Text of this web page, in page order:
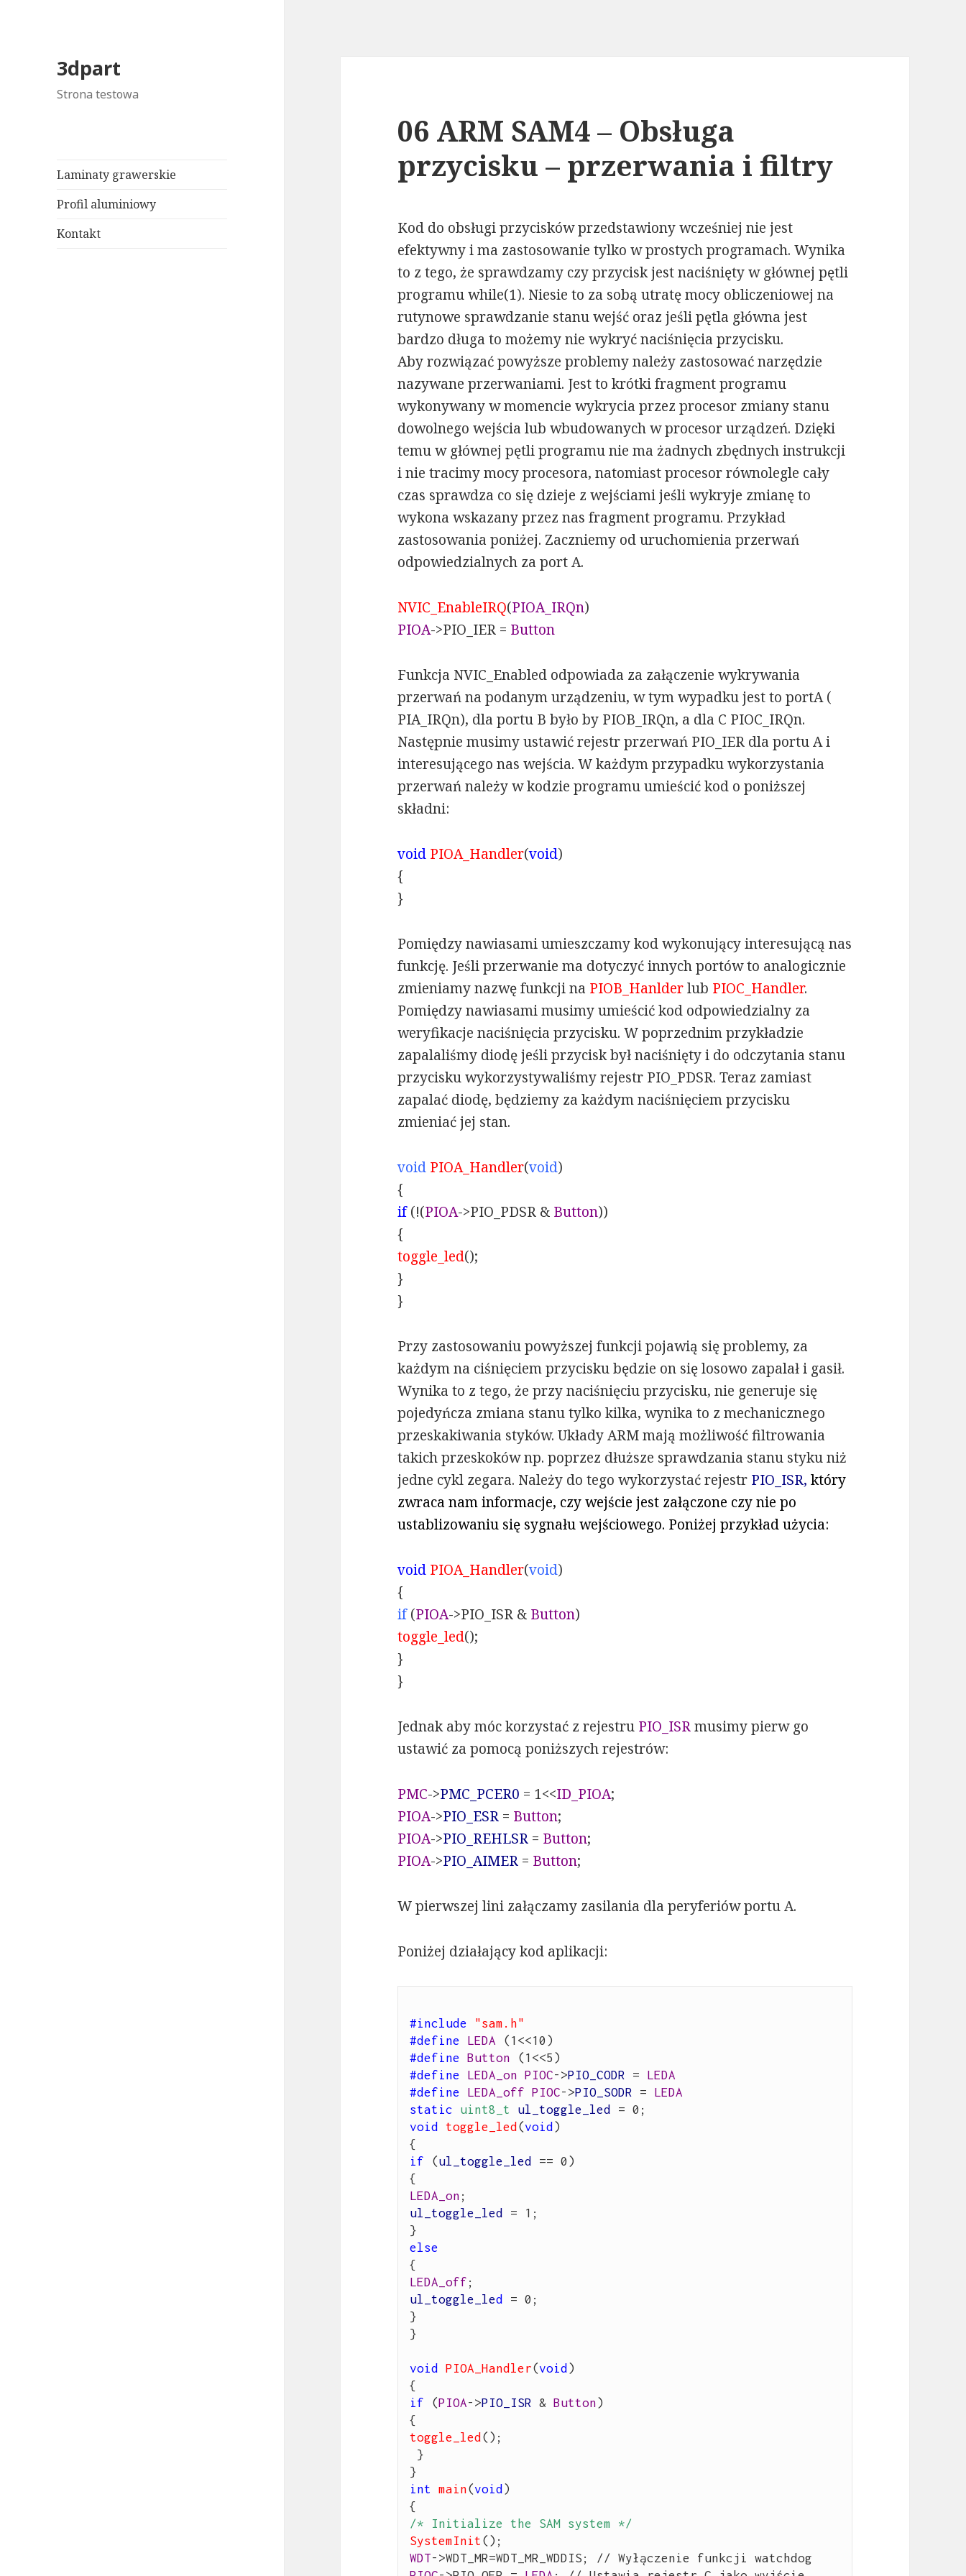
3dpart
Strona testowa
Laminaty grawerskie
Profil aluminiowy
Kontakt
06 ARM SAM4 – Obsługa
przycisku – przerwania i filtry
Kod do obsługi przycisków przedstawiony wcześniej nie jest
efektywny i ma zastosowanie tylko w prostych programach. Wynika
to z tego, że sprawdzamy czy przycisk jest naciśnięty w głównej pętli
programu while(1). Niesie to za sobą utratę mocy obliczeniowej na
rutynowe sprawdzanie stanu wejść oraz jeśli pętla główna jest
bardzo długa to możemy nie wykryć naciśnięcia przycisku.
Aby rozwiązać powyższe problemy należy zastosować narzędzie
nazywane przerwaniami. Jest to krótki fragment programu
wykonywany w momencie wykrycia przez procesor zmiany stanu
dowolnego wejścia lub wbudowanych w procesor urządzeń. Dzięki
temu w głównej pętli programu nie ma żadnych zbędnych instrukcji
i nie tracimy mocy procesora, natomiast procesor równolegle cały
czas sprawdza co się dzieje z wejściami jeśli wykryje zmianę to
wykona wskazany przez nas fragment programu. Przykład
zastosowania poniżej. Zaczniemy od uruchomienia przerwań
odpowiedzialnych za port A.
NVIC_EnableIRQ(PIOA_IRQn)
PIOA->PIO_IER = Button
Funkcja NVIC_Enabled odpowiada za załączenie wykrywania
przerwań na podanym urządzeniu, w tym wypadku jest to portA (
PIA_IRQn), dla portu B było by PIOB_IRQn, a dla C PIOC_IRQn.
Następnie musimy ustawić rejestr przerwań PIO_IER dla portu A i
interesującego nas wejścia. W każdym przypadku wykorzystania
przerwań należy w kodzie programu umieścić kod o poniższej
składni:
void PIOA_Handler(void)
{
}
Pomiędzy nawiasami umieszczamy kod wykonujący interesującą nas
funkcję. Jeśli przerwanie ma dotyczyć innych portów to analogicznie
zmieniamy nazwę funkcji na PIOB_Hanlderlub PIOC_Handler.
Pomiędzy nawiasami musimy umieścić kod odpowiedzialny za
weryfikacje naciśnięcia przycisku. W poprzednim przykładzie
zapalaliśmy diodę jeśli przycisk był naciśnięty i do odczytania stanu
przycisku wykorzystywaliśmy rejestr PIO_PDSR. Teraz zamiast
zapalać diodę, będziemy za każdym naciśnięciem przycisku
zmieniać jej stan.
void PIOA_Handler(void)
{
if(!(PIOA->PIO_PDSR & Button))
{
toggle_led();
}
}
Przy zastosowaniu powyższej funkcji pojawią się problemy, za
każdym na ciśnięciem przycisku będzie on się losowo zapalał i gasił.
Wynika to z tego, że przy naciśnięciu przycisku, nie generuje się
pojedyńcza zmiana stanu tylko kilka, wynika to z mechanicznego
przeskakiwania styków. Układy ARM mają możliwość filtrowania
takich przeskoków np. poprzez dłuższe sprawdzania stanu styku niż
jedne cykl zegara. Należy do tego wykorzystać rejestr PIO_ISR,który
zwraca nam informacje, czy wejście jest załączone czy nie po
ustablizowaniu się sygnału wejściowego. Poniżej przykład użycia:
void PIOA_Handler(void)
{
if(PIOA->PIO_ISR & Button)
toggle_led();
}
}
Jednak aby móc korzystać z rejestru PIO_ISRmusimy pierw go
ustawić za pomocą poniższych rejestrów:
PMC->PMC_PCER0 = 1<<ID_PIOA;
PIOA->PIO_ESR = Button;
PIOA->PIO_REHLSR = Button;
PIOA->PIO_AIMER = Button;
W pierwszej lini załączamy zasilania dla peryferiów portu A.
Poniżej działający kod aplikacji:
#include
"sam.h"
#define LEDA
#define Button
#define LEDA_on PIOC->PIO_CODR = LEDA
#define LEDA_off PIOC->PIO_SODR = LEDA
static uint8_t ul_toggle_led
void
toggle_led (void )
if (ul_toggle_led
== 0)
LEDA_on
ul_toggle_led
= 1;
else
LEDA_off
ul_toggle_led
= 0;
}
}
void PIOA_Handler(void )
if (PIOA->PIO_ISR & Button )
toggle_led ();
int main(void )
/* Initialize the SAM system */
SystemInit
WDT